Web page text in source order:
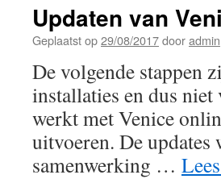
het
hoofdmenu
Updaten van
Geplaatst op29/08/2017dooradmin
De volgende stappen
installaties en dus
werkt met Venice
uitvoeren. De
samenwerking …